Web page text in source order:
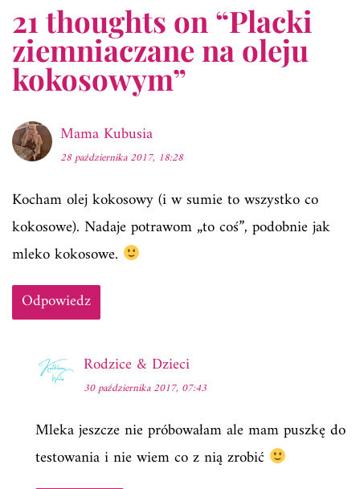
21 thoughts on “Placki
ziemniaczane na oleju
kokosowym”
Mama Kubusia
28 października 2017, 18:28
Kocham olej kokosowy (i w sumie to wszystko co
kokosowe). Nadaje potrawom „to coś”, podobnie jak
mleko kokosowe.
Odpowiedz
Rodzice & Dzieci
30 października 2017, 07:43
Mleka jeszcze nie próbowałam ale mam puszkę do
testowania i nie wiem co z nią zrobić